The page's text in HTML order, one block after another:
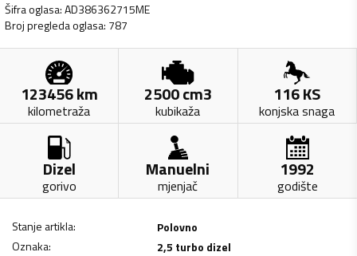
Šifra oglasa:AD386362715ME
Broj pregleda oglasa: 787
123456km
kilometraža
2500cm3
kubikaža
116KS
konjska snaga
Dizel
gorivo
Manuelni
mjenjač
1992
godište
Stanje artikla:
Polovno
Oznaka:
2,5 turbo dizel